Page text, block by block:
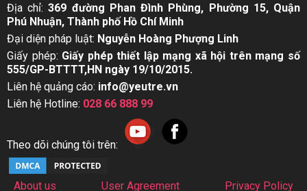
Địa chỉ:369 đường Phan Đình Phùng, Phường 15, Quận
Phú Nhuận, Thành phố Hồ Chí Minh
Đại diện pháp luật: Nguyễn Hoàng Phượng Linh
Giấy phép: Giấy phép thiết lập mạng xã hội trên mạng số
555/GP-BTTTT,HN ngày 19/10/2015.
Liên hệ quảng cáo: info@yeutre.vn
Liên hệ Hotline: 028 66 888 99
Theo dõi chúng tôi trên:
About us User Agreement Privacy Policy